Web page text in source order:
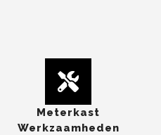
Meterkast
Werkzaamheden